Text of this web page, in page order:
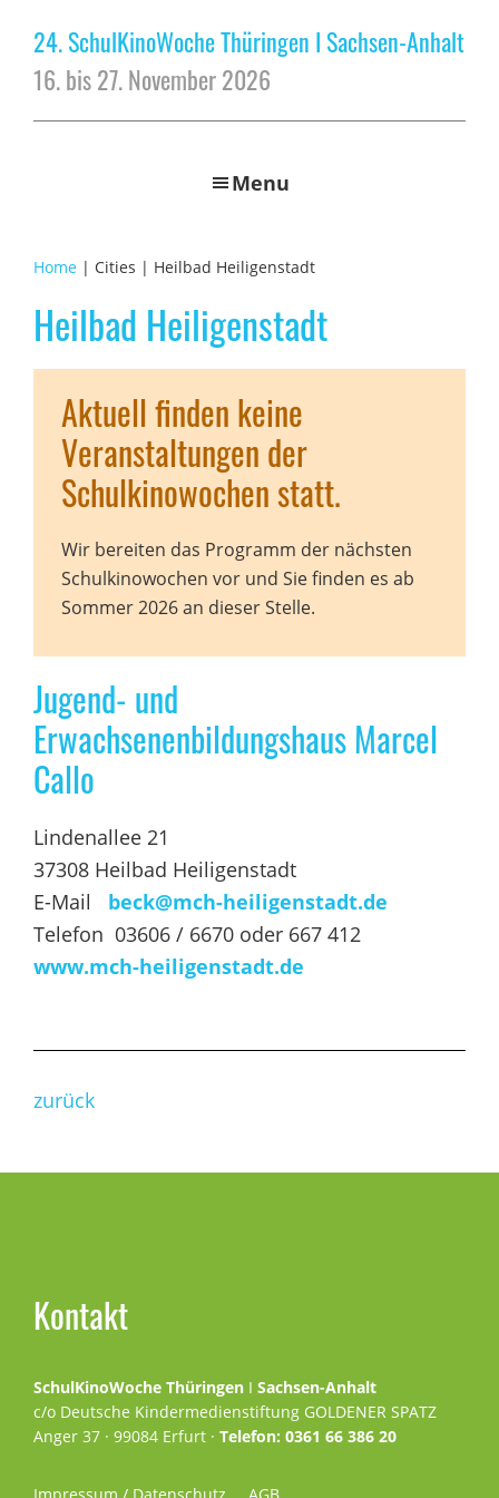
24. SchulKinoWoche Thüringen I Sachsen-Anhalt
16. bis 27. November 2026
Menu
Home | Cities | Heilbad Heiligenstadt
Heilbad Heiligenstadt
Aktuell finden keine
Veranstaltungen der
Schulkinowochen statt.
Wir bereiten das Programm der nächsten
Schulkinowochen vor und Sie finden es ab
Sommer 2026 an dieser Stelle.
Jugend- und
Erwachsenenbildungshaus Marcel
Callo
Lindenallee 21
37308 Heilbad Heiligenstadt
E-Mail beck@mch-heiligenstadt.de
Telefon 03606 / 6670 oder 667 412
www.mch-heiligenstadt.de
zurück
Kontakt
SchulKinoWoche Thüringen I Sachsen-Anhalt
c/o Deutsche Kindermedienstiftung GOLDENER SPATZ
Anger 37 · 99084 Erfurt · Telefon: 0361 66 386 20